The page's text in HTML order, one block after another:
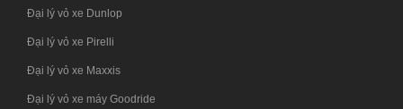
Đại lý vỏ xe Dunlop
Đại lý vỏ xe Pirelli
Đại lý vỏ xe Maxxis
Đại lý vỏ xe máy Goodride